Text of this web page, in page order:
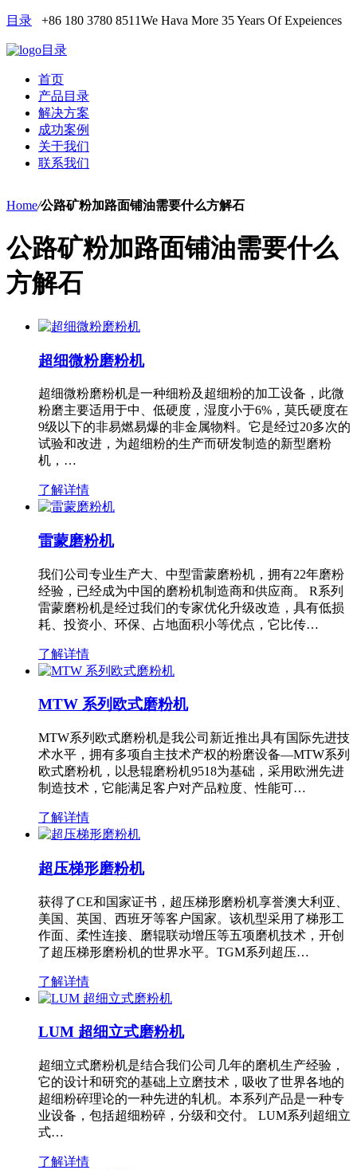
目录 +86 180 3780 8511We Hava More 35 Years Of Expeiences
目录
首页
产品目录
解决方案
成功案例
关于我们
联系我们
Home/公路矿粉加路面铺油需要什么方解石
公路矿粉加路面铺油需要什么
方解石
超细微粉磨粉机
超细微粉磨粉机是一种细粉及超细粉的加工设备，此微
粉磨主要适用于中、低硬度，湿度小于6%，莫氏硬度在
9级以下的非易燃易爆的非金属物料。它是经过20多次的
试验和改进，为超细粉的生产而研发制造的新型磨粉
机，…
了解详情
雷蒙磨粉机
我们公司专业生产大、中型雷蒙磨粉机，拥有22年磨粉
经验，已经成为中国的磨粉机制造商和供应商。 R系列
雷蒙磨粉机是经过我们的专家优化升级改造，具有低损
耗、投资小、环保、占地面积小等优点，它比传…
了解详情
MTW 系列欧式磨粉机
MTW系列欧式磨粉机是我公司新近推出具有国际先进技
术水平，拥有多项自主技术产权的粉磨设备—MTW系列
欧式磨粉机，以悬辊磨粉机9518为基础，采用欧洲先进
制造技术，它能满足客户对产品粒度、性能可…
了解详情
超压梯形磨粉机
获得了CE和国家证书，超压梯形磨粉机享誉澳大利亚、
美国、英国、西班牙等客户国家。该机型采用了梯形工
作面、柔性连接、磨辊联动增压等五项磨机技术，开创
了超压梯形磨粉机的世界水平。TGM系列超压…
了解详情
LUM 超细立式磨粉机
超细立式磨粉机是结合我们公司几年的磨机生产经验，
它的设计和研究的基础上立磨技术，吸收了世界各地的
超细粉碎理论的一种先进的轧机。本系列产品是一种专
业设备，包括超细粉碎，分级和交付。 LUM系列超细立
式…
了解详情